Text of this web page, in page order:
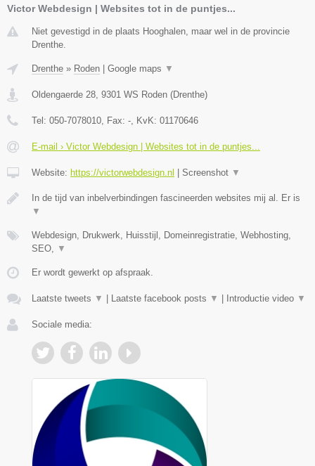
Victor Webdesign | Websites tot in de puntjes...
Niet gevestigd in de plaats Hooghalen, maar wel in de provincie
Drenthe.
Drenthe » Roden Google maps ▼
Oldengaerde 28, 9301 WS Roden (Drenthe)
Tel: 050-7078010, Fax: -, KvK: 01170646
E-mail › Victor Webdesign | Websites tot in de puntjes...
Website: https://victorwebdesign.nl Screenshot ▼
In de tijd van inbelverbindingen fascineerden websites mij al. Er is
▼
Webdesign, Drukwerk, Huisstijl, Domeinregistratie, Webhosting,
SEO, ▼
Er wordt gewerkt op afspraak.
Laatste tweets ▼ Laatste facebook posts ▼ Introductie video ▼
Sociale media: